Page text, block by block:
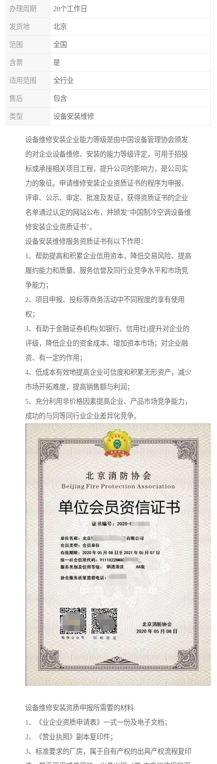
办理周期 20个工作日
发货地 北京
范围 全国
含票 是
适用范围 全行业
售后 包含
类型 设备安装维修
设备维修安装企业能力等级是由中国设备管理协会颁发
的对企业设备维修、安装的能力等级评定，可用于招投
标或承接相关项目工程，提升公司的影响力，是公司实
力的象征。申请维修安装企业资质证书的程序为申报、
评审、公示、审定、批准及发证，获得资质证书的企业
名单通过认定的网站公布，并颁发“中国制冷空调设备维
修安装企业资质证书”。
设备安装维修服务资质证书有以下作用：
1、帮助提高和积累企业信用资本，降低交易风险、提高
履约能力和质量、服务信誉及同行业竞争水平和市场竞
争能力；
2、项目申报、投标等商务活动中不同程度的享有使用
权；
3、有助于金融证券机构(如银行、信用社)提升对企业的
评级，降低企业的资金成本、增加资本市场；对企业融
资、有一定的作用；
4、低成本有效地提高企业可信度和积累无形资产，减少
市场开拓难度，提高销售额与利润；
5、充分利用非价格因素提高企业、产品市场竞争能力，
成功的与同等同行业企业差异化竞争。
设备维修安装资质申报所需要的材料:
1、《业企业资质申请表》一式一份及电子文档；
2、《营业执照》副本复印件；
3、标准要求的厂房，属于自有产权的出具产权流程复印